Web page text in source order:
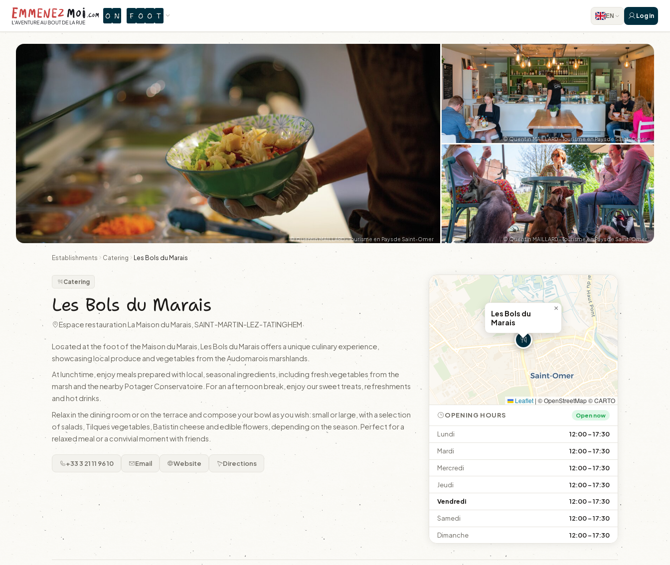
O N T H M W EN Log in
© Quentin MAILLARD - Tourisme en Pays de Saint-Omer
© Quentin MAILLARD - Tourisme en Pays de Saint-Omer
+6 © Quentin MAILLARD - Tourisme en Pays de Saint-Omer
Establishments Catering Les Bols du Marais
Catering
Les Bols du Marais
Espace restauration La Maison du Marais, SAINT-MARTIN-LEZ-TATINGHEM
Located at the foot of the Maison du Marais, Les Bols du Marais offers a unique culinary experience,
showcasing local produce and vegetables from the Audomarois marshlands.
At lunchtime, enjoy meals prepared with local, seasonal ingredients, including fresh vegetables from the
marsh and the nearby Potager Conservatoire. For an afternoon break, enjoy our sweet treats, refreshments
and hot drinks.
Relax in the dining room or on the terrace and compose your bowl as you wish: small or large, with a selection
of salads, Tilques vegetables, Batistin cheese and edible flowers, depending on the season. Perfect for a
relaxed meal or a convivial moment with friends.
+33 3 21 11 96 10 Email Website Directions
Les Bols du
Marais
×
Leaflet | © OpenStreetMap © CARTO
OPENING HOURS Open now
Lundi 12:00 – 17:30
Mardi 12:00 – 17:30
Mercredi 12:00 – 17:30
Jeudi 12:00 – 17:30
Vendredi 12:00 – 17:30
Samedi 12:00 – 17:30
Dimanche 12:00 – 17:30